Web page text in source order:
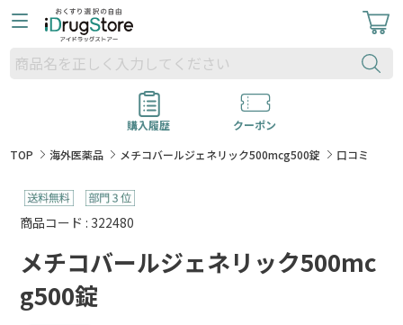
購入履歴
クーポン
TOP
海外医薬品 メチコバールジェネリック500mcg500錠 口コミ
商品コード : 322480
メチコバールジェネリック500mc
g500錠